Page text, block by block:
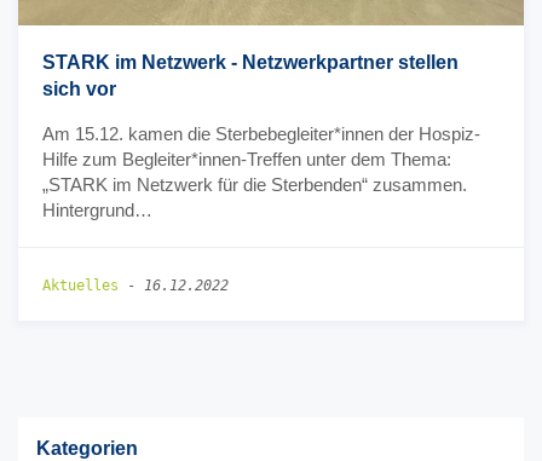
STARK im Netzwerk - Netzwerkpartner stellen
sich vor
Am 15.12. kamen die Sterbebegleiter*innen der Hospiz-
Hilfe zum Begleiter*innen-Treffen unter dem Thema:
„STARK im Netzwerk für die Sterbenden“ zusammen.
Hintergrund…
Aktuelles - 16.12.2022
Kategorien